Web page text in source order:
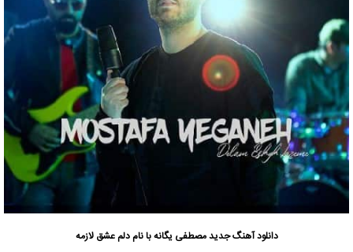
دانلود آهنگ جدیدمصطفی یگانه با نام دلم عشق لازمه